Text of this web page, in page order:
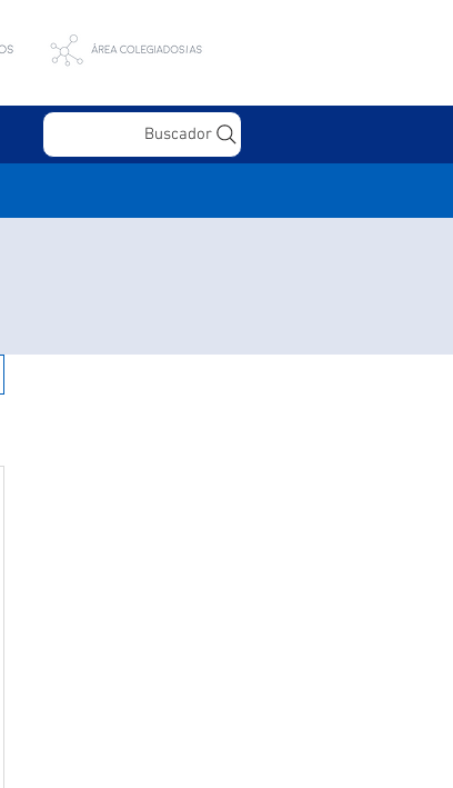
Buscador